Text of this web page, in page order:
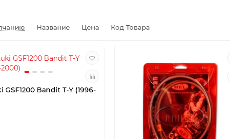
Название Цена Код Товара
GSF1200 Bandit T-Y (1996-